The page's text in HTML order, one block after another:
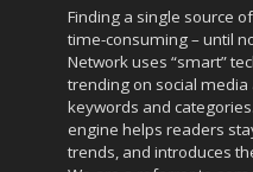
Finding a single source
time-consuming – until
Networkuses “smart”
trending on social
keywords and
engine helps readers
trends, and introduces